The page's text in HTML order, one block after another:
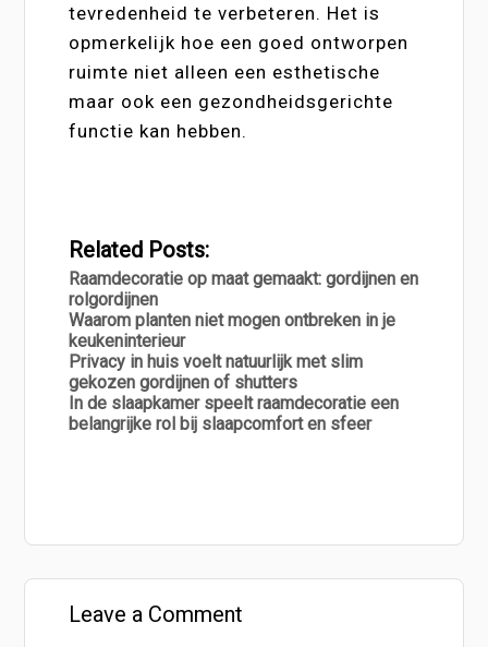
tevredenheid te verbeteren. Het is
opmerkelijk hoe een goed ontworpen
ruimte niet alleen een esthetische
maar ook een gezondheidsgerichte
functie kan hebben.
Related Posts:
Raamdecoratie op maat gemaakt: gordijnen en
rolgordijnen
Waarom planten niet mogen ontbreken in je
keukeninterieur
Privacy in huis voelt natuurlijk met slim
gekozen gordijnen of shutters
In de slaapkamer speelt raamdecoratie een
belangrijke rol bij slaapcomfort en sfeer
Leave a Comment